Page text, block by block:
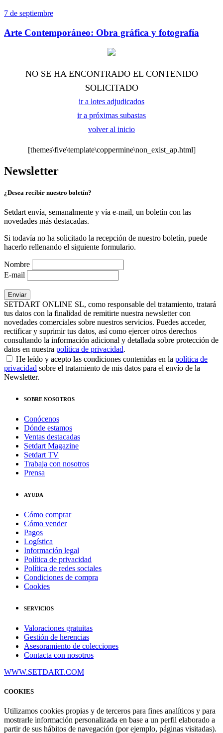
7 de septiembre
Arte Contemporáneo: Obra gráfica y fotografía
NO SE HA ENCONTRADO EL CONTENIDO
SOLICITADO
ir a lotes adjudicados
ir a próximas subastas
volver al inicio
[themes\five\template\coppermine\non_exist_ap.html]
Newsletter
¿Desea recibir nuestro boletín?
Setdart envía, semanalmente y vía e-mail, un boletín con las
novedades más destacadas.
Si todavía no ha solicitado la recepción de nuestro boletín, puede
hacerlo rellenando el siguiente formulario.
Nombre
E-mail
SETDART ONLINE SL, como responsable del tratamiento, tratará
tus datos con la finalidad de remitirte nuestra newsletter con
novedades comerciales sobre nuestros servicios. Puedes acceder,
rectificar y suprimir tus datos, así como ejercer otros derechos
consultando la información adicional y detallada sobre protección de
datos en nuestra política de privacidad.
He leído y acepto las condiciones contenidas en la política de
privacidad sobre el tratamiento de mis datos para el envío de la
Newsletter.
SOBRE NOSOTROS
Conócenos
Dónde estamos
Ventas destacadas
Setdart Magazine
Setdart TV
Trabaja con nosotros
Prensa
AYUDA
Cómo comprar
Cómo vender
Pagos
Logística
Información legal
Política de privacidad
Política de redes sociales
Condiciones de compra
Cookies
SERVICIOS
Valoraciones gratuitas
Gestión de herencias
Asesoramiento de colecciones
Contacta con nosotros
WWW.SETDART.COM
COOKIES
Utilizamos cookies propias y de terceros para fines analíticos y para
mostrarle información personalizada en base a un perfil elaborado a
partir de sus hábitos de navegación (por ejemplo, páginas visitadas).